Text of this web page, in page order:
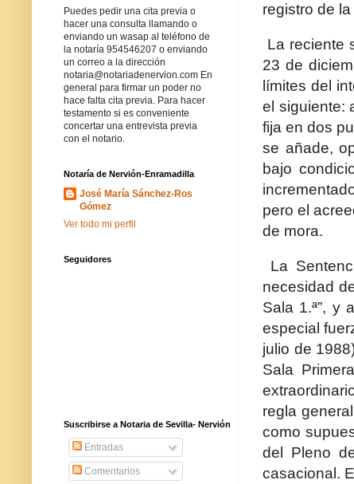
registro de
La reciente
23 de
límites del
el siguiente:
fija en dos
se añade,
bajo
pero el
de mora.
La
necesidad
Sala 1.ª”, y
especial
julio de
Sala
regla
como
del Pleno
casacional.
Puedes pedir una cita previa o
hacer una consulta llamando o
enviando un wasap al teléfono de
la notaría 954546207 o enviando
un correo a la dirección
notaria@notariadenervion.com En
general para firmar un poder no
hace falta cita previa. Para hacer
testamento si es conveniente
concertar una entrevista previa
con el notario.
Notaría de Nervión-Enramadilla
José María Sánchez-Ros
Gómez
Ver todo mi perfil
Seguidores
Suscribirse a Notaria de Sevilla- Nervión
Entradas
Comentarios